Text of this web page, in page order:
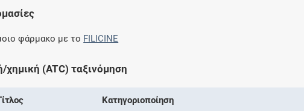
Βρείτε θεραπευτικές ενδείξεις και αγωγές για
φάρμακο με το FILICINE
(ATC) ταξινόμηση
Κατηγοριοποίηση